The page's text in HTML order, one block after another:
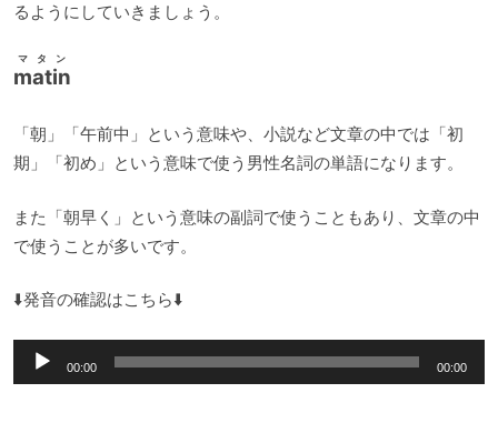
るようにしていきましょう。
matin
マタン
「朝」「午前中」という意味や、小説など文章の中では「初
期」「初め」という意味で使う男性名詞の単語になります。
また「朝早く」という意味の副詞で使うこともあり、文章の中
で使うことが多いです。
⬇️発音の確認はこちら⬇️
声
00:00 00:00